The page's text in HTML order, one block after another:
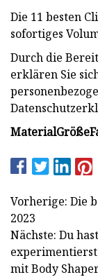
Die 11 besten
sofortiges
Durch die
erklären Sie
MaterialGröße
Vorherige: Die
2023
Nächste: Du
experimentierst
mit Body